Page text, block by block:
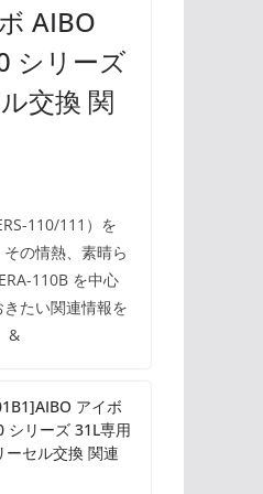
AIBO
シリーズ
交換 関
110/111）を
の情熱、素晴ら
110B を中心
たい関連情報を
&
アイボ
シリーズ 31L専用
ーセル交換 関連